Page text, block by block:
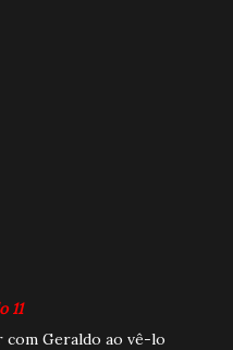
11
com Geraldo ao vê-lo